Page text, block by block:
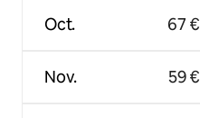
Oct.
Nov.
67 €
59 €